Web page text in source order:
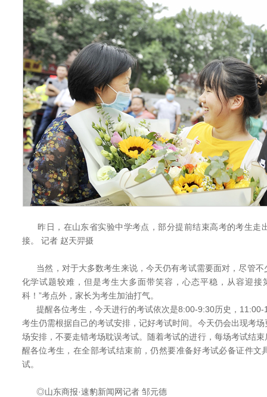
昨日，在山东省实验中学考点，部分提前结束高考的考生走
接。 记者 赵天羿摄
当然，对于大多数考生来说，今天仍有考试需要面对，尽管不
化学试题较难，但是考生大多面带笑容，心态平稳，从容迎接
科！”考点外，家长为考生加油打气。
提醒各位考生，今天进行的考试依次是8:00-9:30历史，11:00-
考生仍需根据自己的考试安排，记好考试时间。今天仍会出现考
场安排，不要走错考场耽误考试。随着考试的进行，每场考试结
醒各位考生，在全部考试结束前，仍然要准备好考试必备证件文
试。
◎山东商报·速豹新闻网记者 邹元德